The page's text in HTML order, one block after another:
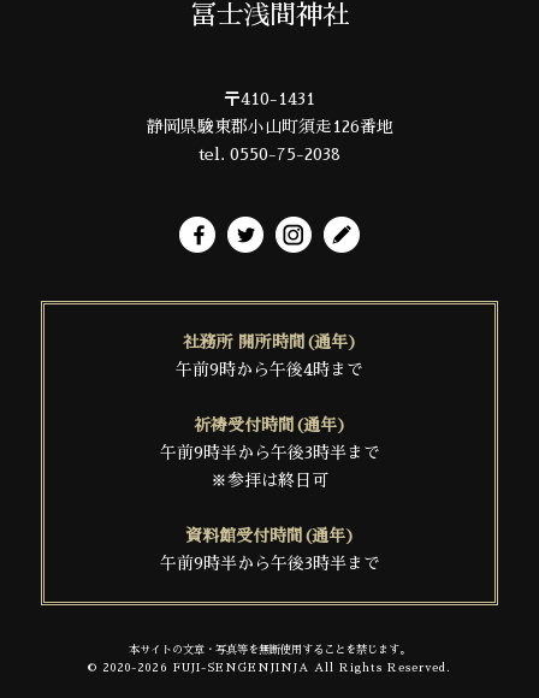
冨士浅間神社
〒410-1431
静岡県駿東郡小山町須走126番地
tel. 0550-75-2038
社務所 開所時間(通年)
午前9時から午後4時まで
祈祷受付時間(通年)
午前9時半から午後3時半まで
※参拝は終日可
資料館受付時間(通年)
午前9時半から午後3時半まで
本サイトの文章・写真等を無断使用することを禁じます。
© 2020-2026 FUJI-SENGENJINJA All Rights Reserved.